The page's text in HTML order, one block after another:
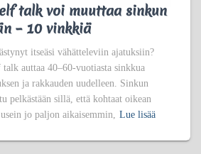
talk voi muuttaa sinkun
– 10 vinkkiä
itseäsi vähätteleviin ajatuksiin?
auttaa 40–60-vuotiasta sinkkua
ja rakkauden uudelleen. Sinkun
pelkästään sillä, että kohtaat oikean
jo paljon aikaisemmin,
Lue lisää